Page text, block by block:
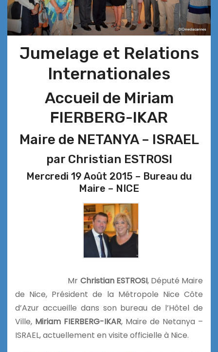
Jumelage et Relations
Internationales
Accueil de Miriam
FIERBERG-IKAR
Maire de NETANYA – ISRAEL
par Christian ESTROSI
Mercredi 19 Août 2015 – Bureau du
Maire – NICE
Mr Christian ESTROSI, Député Maire
de Nice, Président de la Métropole Nice Côte
d’Azur accueille dans son bureau de l’Hôtel de
Ville, Miriam FIERBERG-IKAR, Maire de Netanya –
ISRAEL, actuellement en visite officielle à Nice.